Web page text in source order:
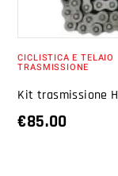
CICLISTICA E TELAIO
TRASMISSIONE
Kit trasmissione
€85.00